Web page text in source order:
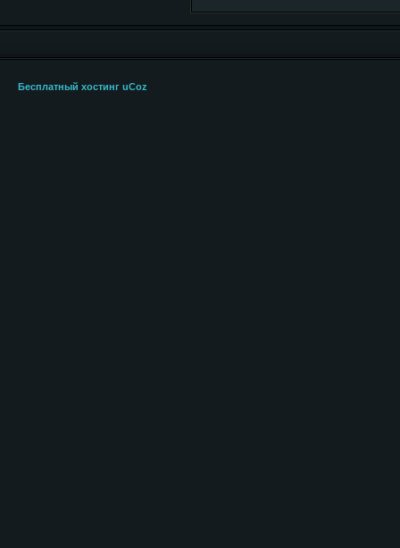
Бесплатный хостинг uCoz